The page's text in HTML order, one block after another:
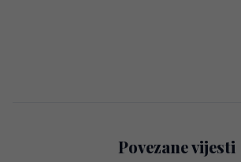
Povezane vijesti